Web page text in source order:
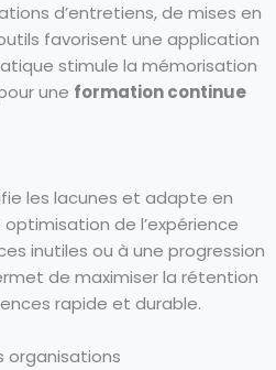
d’entretiens, de mises en
favorisent une application
stimule la mémorisation
une formation continue
les lacunes et adapte en
de l’expérience
inutiles ou à une progression
de maximiser la rétention
rapide et durable.
organisations